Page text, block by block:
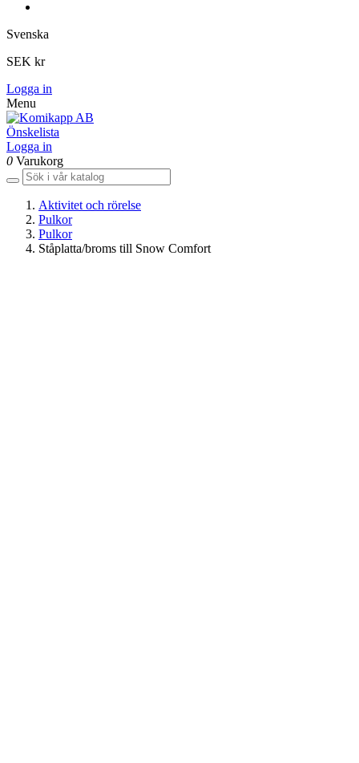
Svenska
SEK kr
Logga in
Menu
Önskelista
Logga in
0 Varukorg
Aktivitet och rörelse
Pulkor
Pulkor
Ståplatta/broms till Snow Comfort